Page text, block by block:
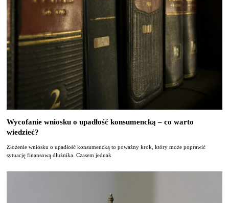
Wycofanie wniosku o upadłość konsumencką – co warto
wiedzieć?
Złożenie wniosku o upadłość konsumencką to poważny krok, który może poprawić
sytuację finansową dłużnika. Czasem jednak